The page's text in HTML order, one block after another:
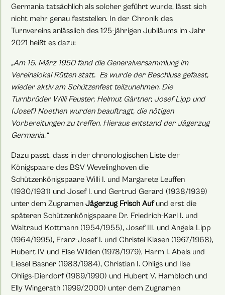
Germania tatsächlich als solcher geführt wurde, lässt sich
nicht mehr genau feststellen. In der Chronik des
Turnvereins anlässlich des 125-jährigen Jubiläums im Jahr
2021 heißt es dazu:
„Am 15. März 1950 fand die Generalversammlung im
Vereinslokal Rütten statt. Es wurde der Beschluss gefasst,
wieder aktiv am Schützenfest teilzunehmen. Die
Turnbrüder Willi Feuster, Helmut Gärtner, Josef Lipp und
(Josef) Noethen wurden beauftragt, die nötigen
Vorbereitungen zu treffen. Hieraus entstand der Jägerzug
Germania.“
Dazu passt, dass in der chronologischen Liste der
Königspaare des BSV Wevelinghoven die
Schützenkönigspaare Willi I. und Margarete Leuffen
(1930/1931) und Josef I. und Gertrud Gerard (1938/1939)
unter dem ZugnamenJägerzug Frisch Aufund erst die
späteren Schützenkönigspaare Dr. Friedrich-Karl I. und
Waltraud Kottmann (1954/1955), Josef III. und Angela Lipp
(1964/1995), Franz-Josef I. und Christel Klasen (1967/1968),
Hubert IV und Else Wilden (1978/1979), Harm I. Abels und
Liesel Basner (1983/1984), Christian I. Ohligs und Ilse
Ohligs-Dierdorf (1989/1990) und Hubert V. Hambloch und
Elly Wingerath (1999/2000) unter dem Zugnamen